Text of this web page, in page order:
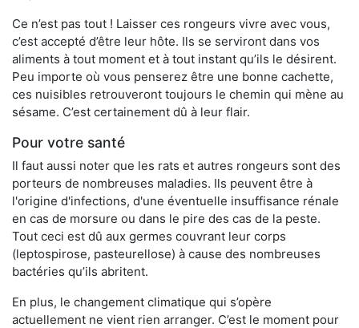
Ce n’est pas tout ! Laisser ces rongeurs vivre avec vous,
c’est accepté d’être leur hôte. Ils se serviront dans vos
aliments à tout moment et à tout instant qu’ils le désirent.
Peu importe où vous penserez être une bonne cachette,
ces nuisibles retrouveront toujours le chemin qui mène au
sésame. C’est certainement dû à leur flair.
Pour votre santé
Il faut aussi noter que les rats et autres rongeurs sont des
porteurs de nombreuses maladies. Ils peuvent être à
l'origine d'infections, d'une éventuelle insuffisance rénale
en cas de morsure ou dans le pire des cas de la peste.
Tout ceci est dû aux germes couvrant leur corps
(leptospirose, pasteurellose) à cause des nombreuses
bactéries qu’ils abritent.
En plus, le changement climatique qui s’opère
actuellement ne vient rien arranger. C’est le moment pour